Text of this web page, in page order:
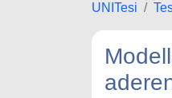
UNITesi